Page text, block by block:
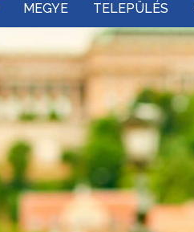
MEGYE TELEPÜLÉS